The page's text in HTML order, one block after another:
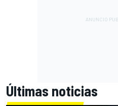
Últimas noticias